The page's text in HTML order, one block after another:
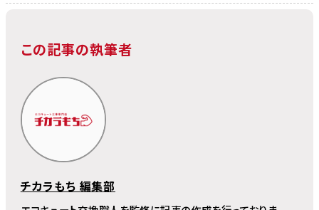
この記事の執筆者
チカラもち 編集部